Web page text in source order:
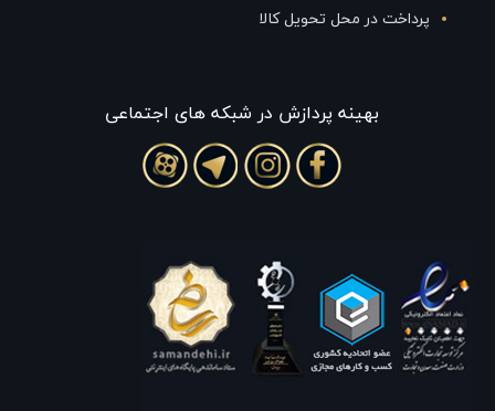
پرداخت در محل تحویل کالا
بهينه پردازش در شبکه های اجتماعی